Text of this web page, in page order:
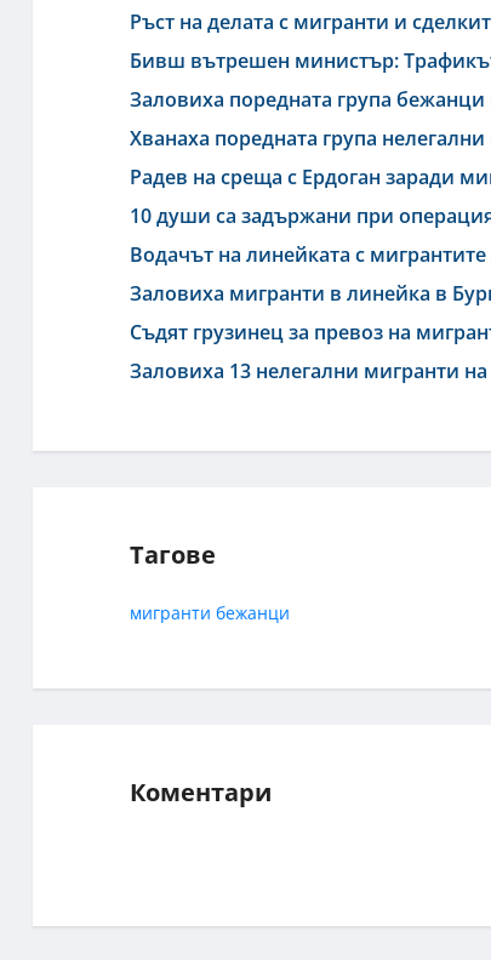
Ръст на делата с мигранти и
Бивш вътрешен министър:
Заловиха поредната група
Хванаха поредната група
Радев на среща с Ердоган заради
10 души са задържани при
Водачът на линейката с
Заловиха мигранти в линейка в
Съдят грузинец за превоз на
Заловиха 13 нелегални мигранти
Тагове
мигранти бежанци
Коментари